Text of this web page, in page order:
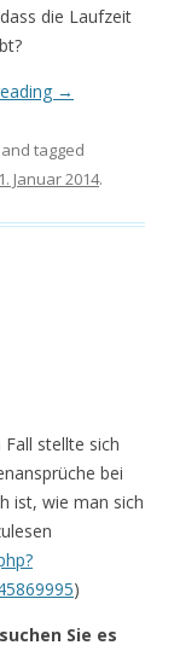
die Laufzeit
→
and tagged
1. Januar 2014.
stellte sich
bei
ist, wie man sich
)
Sie es